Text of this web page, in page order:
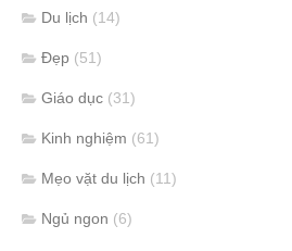
Du lịch (14)
Đẹp (51)
Giáo dục (31)
Kinh nghiệm (61)
Mẹo vặt du lịch (11)
Ngủ ngon (6)